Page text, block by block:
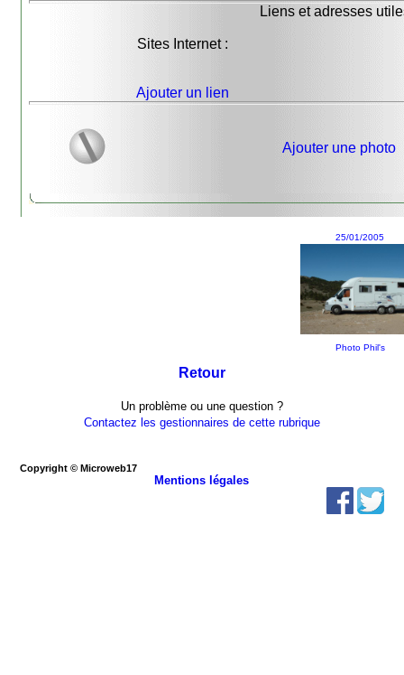
Liens et adresses
Sites Internet :
Ajouter un lien
Ajouter une photo
25/01/2005
Photo Phil's
Retour
Un problème ou une question ?
Contactez les gestionnaires de cette rubrique
Copyright © Microweb17
Mentions légales